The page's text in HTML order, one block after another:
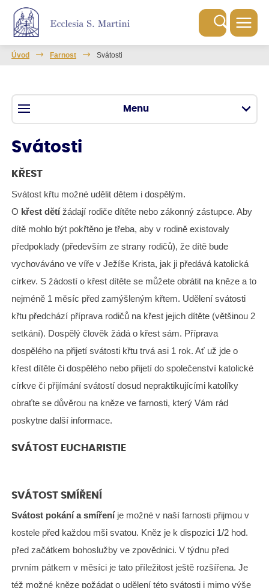
Úvod Farnost Svátosti
Menu
Svátosti
KŘEST
Svátost křtu možné udělit dětem i dospělým.
O křest dětížádají rodiče dítěte nebo zákonný zástupce. Aby
dítě mohlo být pokřtěno je třeba, aby v rodině existovaly
předpoklady (především ze strany rodičů), že dítě bude
vychováváno ve víře v Ježíše Krista, jak ji předává katolická
církev. S žádostí o křest dítěte se můžete obrátit na kněze a to
nejméně 1 měsíc před zamýšleným křtem. Udělení svátosti
křtu předchází příprava rodičů na křest jejich dítěte (většinou 2
setkání). Dospělý člověk žádá o křest sám. Příprava
dospělého na přijetí svátosti křtu trvá asi 1 rok. Ať už jde o
křest dítěte či dospělého nebo přijetí do společenství katolické
církve či přijímání svátostí dosud nepraktikujícími katolíky
obraťte se důvěrou na kněze ve farnosti, který Vám rád
poskytne další informace.
SVÁTOST EUCHARISTIE
SVÁTOST SMÍŘENÍ
Svátost pokání a smířeníje možné v naší farnosti přijmou v
kostele před každou mši svatou. Kněz je k dispozici 1/2 hod.
před začátkem bohoslužby ve zpovědnici. V týdnu před
prvním pátkem v měsíci je tato příležitost ještě rozšířena. Je
též možné kněze požádat o udělení této svátosti i mimo výše